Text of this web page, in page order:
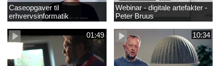
Caseopgaver til
erhvervsinformatik
Webinar - digitale artefakter -
Peter Bruus
01:49 10:34